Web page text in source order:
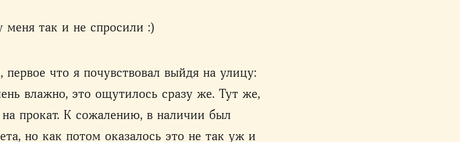
меня так и не спросили :)
первое что я почувствовал выйдя на улицу:
влажно, это ощутилось сразу же. Тут же,
на прокат. К сожалению, в наличии был
но как потом оказалось это не так уж и